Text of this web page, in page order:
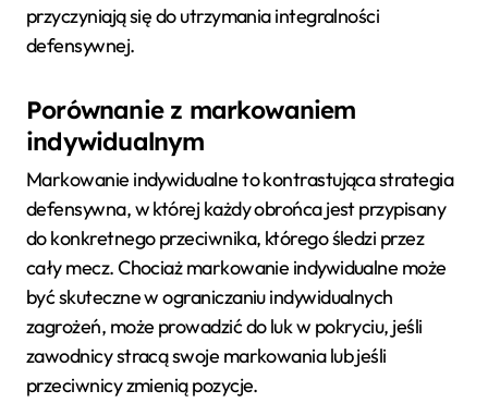
przyczyniają się do utrzymania integralności
defensywnej.
Porównanie z markowaniem
indywidualnym
Markowanie indywidualne to kontrastująca strategia
defensywna, w której każdy obrońca jest przypisany
do konkretnego przeciwnika, którego śledzi przez
cały mecz. Chociaż markowanie indywidualne może
być skuteczne w ograniczaniu indywidualnych
zagrożeń, może prowadzić do luk w pokryciu, jeśli
zawodnicy stracą swoje markowania lub jeśli
przeciwnicy zmienią pozycje.